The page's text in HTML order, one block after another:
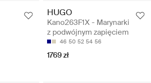
HUGO
Kano263F1X - Marynarki
z podwójnym zapięciem
46 50 52 54 56
1769 zł